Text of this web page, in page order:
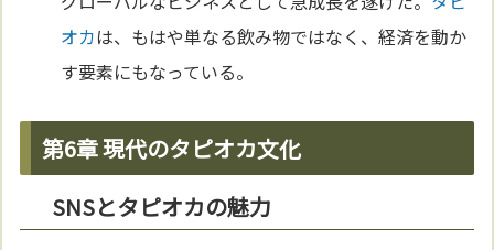
オカは、もはや単なる飲み物ではなく、経済を動か
す要素にもなっている。
第6章 現代のタピオカ文化
SNSとタピオカの魅力